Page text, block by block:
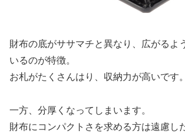
財布の底がササマチと異なり、広がるよ
いるのが特徴。
お札がたくさんはり、収納力が高いです。
一方、分厚くなってしまいます。
財布にコンパクトさを求める方は遠慮し